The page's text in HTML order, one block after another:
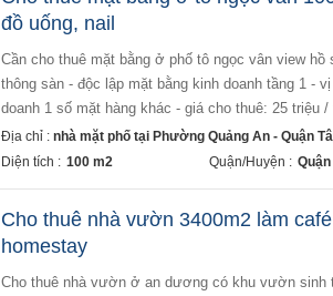
đồ uống, nail
cần cho thuê mặt bằng ở phố tô ngọc vân view hồ siêu đẹp thông tin chi tiết - diện tích là 100m2 thiết kế
thông sàn - độc lập mặt bằng kinh doanh tầng 1 -
doanh 1 số mặt hàng khác - giá cho thuê: 25 triệu /
Địa chỉ : nhà mặt phố tại Phường Quảng An - Quận
Diện tích : 100 m2 Quận/Huyện :
Cho thuê nhà vườn 3400m2 làm
homestay
cho thuê nhà vườn ở an dương có khu vườn sinh thái quận tây hồ, ô tô 7 chỗ vào vườn, phù hợp caffe